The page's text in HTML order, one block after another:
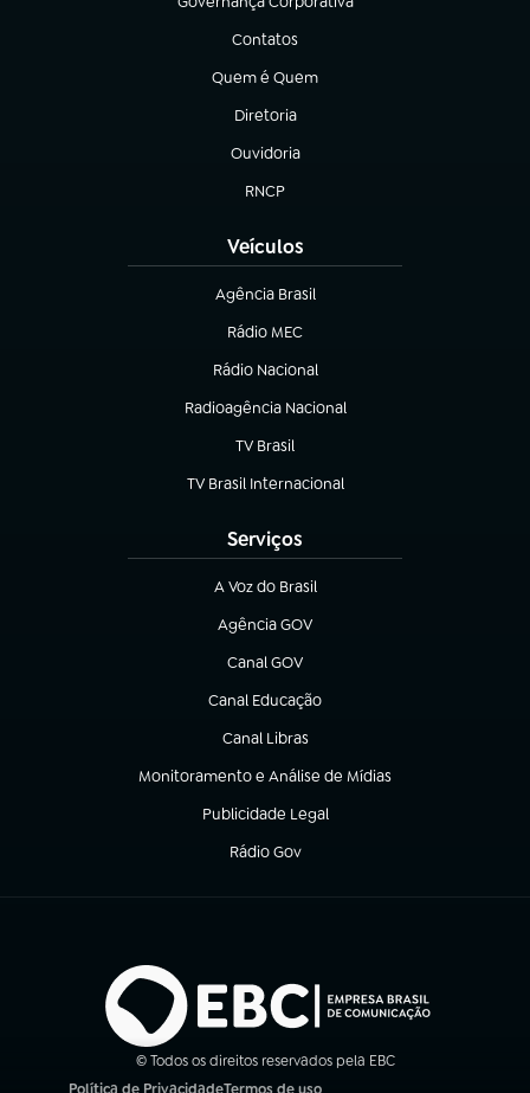
(abre em nova aba)
Contatos
(abre em nova aba)
Quem é Quem
(abre em nova aba)
Diretoria
(abre em nova aba)
Ouvidoria
(abre em nova aba)
RNCP
(abre em nova aba)
Veículos
Agência Brasil
(abre em nova aba)
Rádio MEC
Rádio Nacional
(abre em nova aba)
Radioagência Nacional
(abre em nova aba)
TV Brasil
(abre em nova aba)
TV Brasil Internacional
(abre em nova aba)
Serviços
A Voz do Brasil
(abre em nova aba)
Agência GOV
(abre em nova aba)
Canal GOV
(abre em nova aba)
Canal Educação
(abre em nova aba)
Canal Libras
(abre em nova aba)
Monitoramento e Análise de Mídias
(abre em nova aba)
Publicidade Legal
(abre em nova aba)
Rádio Gov
(abre em nova aba)
© Todos os direitos reservados pela EBC